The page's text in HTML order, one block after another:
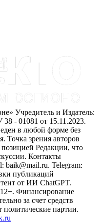
Учредитель и Издатель:
01081 от 15.11.2023.
в любой форме без
Точка зрения авторов
Редакции, что
Контакты
baik@mail.ru. Telegram:
публикаций
от ИИ ChatGPT.
Финансирование
за счет средств
политические партии.